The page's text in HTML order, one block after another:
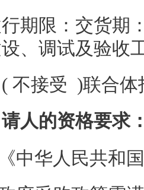
期限：交货期
、调试及验收
不接受 )联合体
人的资格要求
中华人民共和